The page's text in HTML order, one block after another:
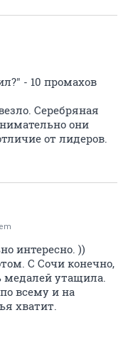
- 10 промахов
Серебряная
они
от лидеров.
интересно. ))
С Сочи конечно,
медалей утащила.
всему и на
хватит.